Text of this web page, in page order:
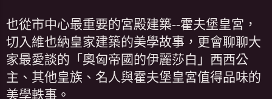
也從市中心最重要的宮殿建築--霍夫堡皇宮，
切入維也納皇家建築的美學故事，更會聊聊大
家最愛談的「奧匈帝國的伊麗莎白」西西公
主、其他皇族、名人與霍夫堡皇宮值得品味的
美學軼事。